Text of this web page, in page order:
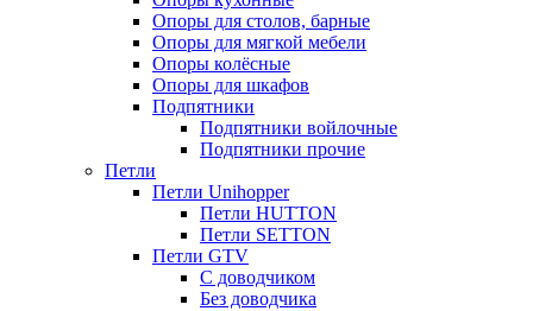
Опоры для столов, барные
Опоры для мягкой мебели
Опоры колёсные
Опоры для шкафов
Подпятники
Подпятники войлочные
Подпятники прочие
Петли
Петли Unihopper
Петли HUTTON
Петли SETTON
Петли GTV
С доводчиком
Без доводчика